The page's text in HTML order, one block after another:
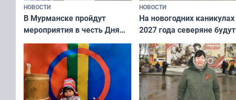
НОВОСТИ
В Мурманске пройдут
мероприятия в честь Дня
физкультурника
НОВОСТИ
На новогодних каникулах
2027 года северяне будут
отдыхать 11 дней